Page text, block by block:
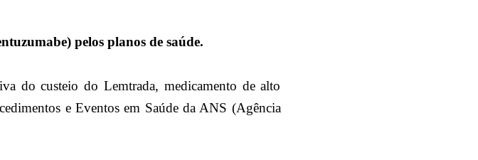
pelos planos de saúde.
do custeio do Lemtrada, medicamento de alto
e Eventos em Saúde da ANS (Agência